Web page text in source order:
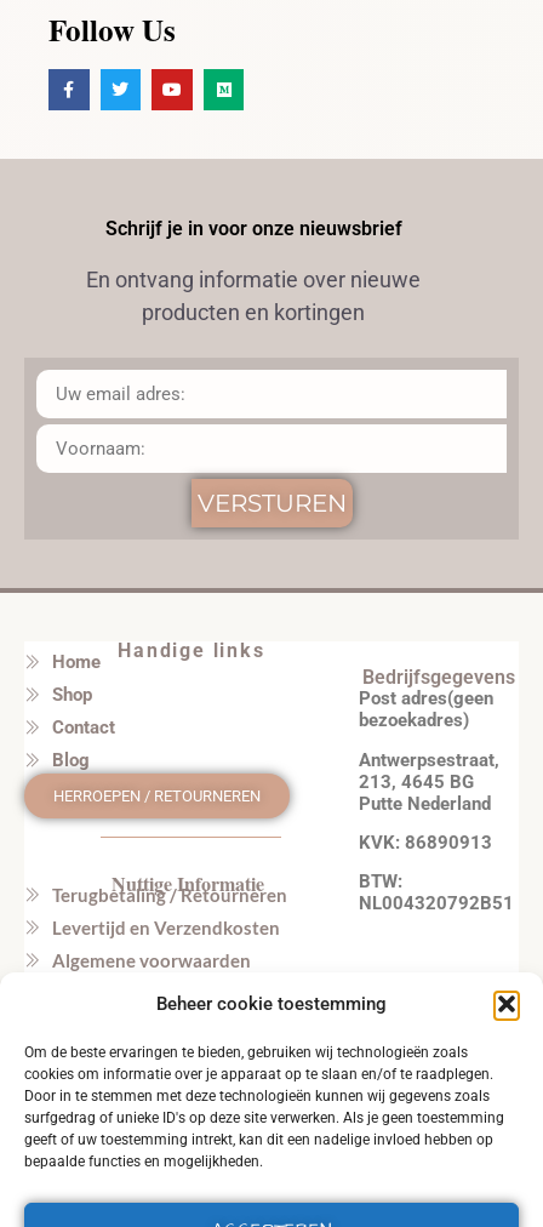
Beheer cookie toestemming
Om de beste ervaringen te bieden, gebruiken wij technologieën zoals
cookies om informatie over je apparaat op te slaan en/of te raadplegen.
Door in te stemmen met deze technologieën kunnen wij gegevens zoals
surfgedrag of unieke ID's op deze site verwerken. Als je geen toestemming
geeft of uw toestemming intrekt, kan dit een nadelige invloed hebben op
bepaalde functies en mogelijkheden.
Follow Us
Schrijf je in voor onze nieuwsbrief
En ontvang informatie over nieuwe
producten en kortingen
VERSTUREN
Handige links
Home
Shop
Contact
Blog
HERROEPEN / RETOURNEREN
Nuttige Informatie
Terugbetaling / Retourneren
Levertijd en Verzendkosten
Algemene voorwaarden
Privacy beleid
Tel. NL: +31164603172 (NL, EN)
Tel. BE: +32495219857 (NL, EN)
Bedrijfsgegevens
Post adres(geen
bezoekadres)
Antwerpsestraat,
213, 4645 BG
Putte Nederland
KVK: 86890913
BTW:
NL004320792B51